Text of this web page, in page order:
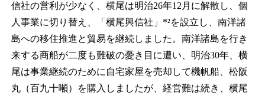
信社の営利が少なく、横尾は明治26年12月に解散し、個
人事業に切り替え、「横尾興信社」*²を設立し、南洋諸
島への移住推進と貿易を継続しました。南洋諸島を行き
来する商船が二度も難破の憂き目に遭い、明治30年、横
尾は事業継続のために自宅家屋を売却して機帆船、松阪
丸（百九十噸）を購入しましたが、経営難は続き、横尾